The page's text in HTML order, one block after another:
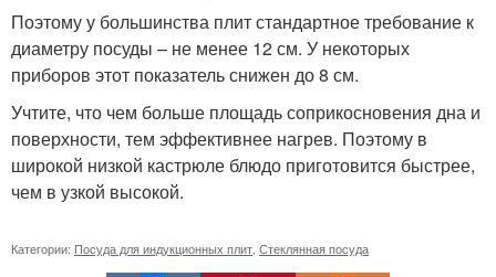
Поэтому у большинства плит стандартное требование к
диаметру посуды – не менее 12 см. У некоторых
приборов этот показатель снижен до 8 см.
Учтите, что чем больше площадь соприкосновения дна и
поверхности, тем эффективнее нагрев. Поэтому в
широкой низкой кастрюле блюдо приготовится быстрее,
чем в узкой высокой.
Категории: Посуда для индукционных плит Стеклянная посуда